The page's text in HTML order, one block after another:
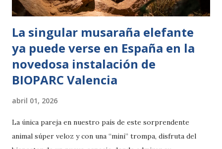
técnica, “Medusa La...
La singular musaraña elefante
ya puede verse en España en la
novedosa instalación de
BIOPARC Valencia
abril 01, 2026
La única pareja en nuestro país de este sorprendente
animal súper veloz y con una “mini” trompa, disfruta del